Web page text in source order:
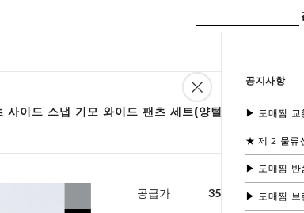
공지사항
▶ 도매찜 교
★ 제 2 물류
▶ 도매찜 반
▶ 도매찜 브
이드 스냅 기모 와이드 팬츠 세트(양털안감)
공급가 35,600원(부가세